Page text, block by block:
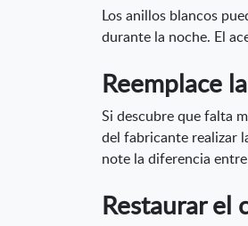
Los anillos blancos
durante la noche. El
Reemplace
Si descubre que falta
del fabricante realizar
note la diferencia
Restaurar el